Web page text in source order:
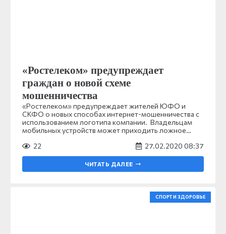
«Ростелеком» предупреждает
граждан о новой схеме
мошенничества
«Ростелеком» предупреждает жителей ЮФО и
СКФО о новых способах интернет-мошенничества с
использованием логотипа компании. Владельцам
мобильных устройств может приходить ложное…
22
27.02.2020 08:37
ЧИТАТЬ ДАЛЕЕ
СПОРТ И ЗДОРОВЬЕ